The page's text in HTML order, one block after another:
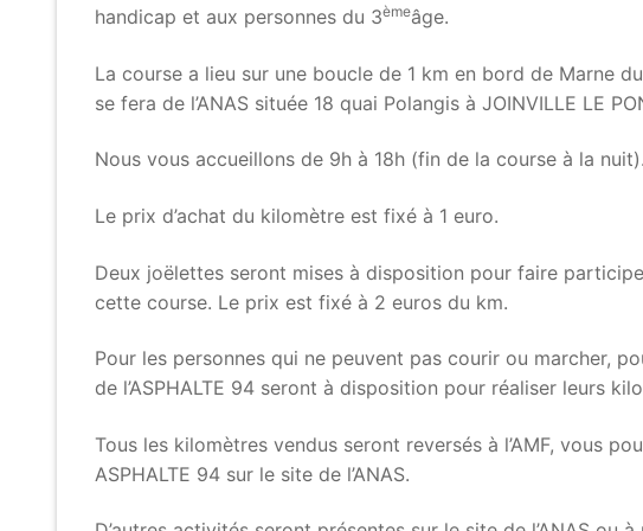
handicap et aux personnes du 3èmeâge.
La course a lieu sur une boucle de 1 km en bord de Marne
se fera de l’ANAS située 18 quai Polangis à JOINVILLE LE
Nous vous accueillons de 9h à 18h (fin de la course à la nuit).
Le prix d’achat du kilomètre est fixé à 1 euro.
Deux joëlettes seront mises à disposition pour faire
cette course. Le prix est fixé à 2 euros du km.
Pour les personnes qui ne peuvent pas courir ou marcher,
de l’ASPHALTE 94 seront à disposition pour réaliser leurs
Tous les kilomètres vendus seront reversés à l’AMF, vous
ASPHALTE 94 sur le site de l’ANAS.